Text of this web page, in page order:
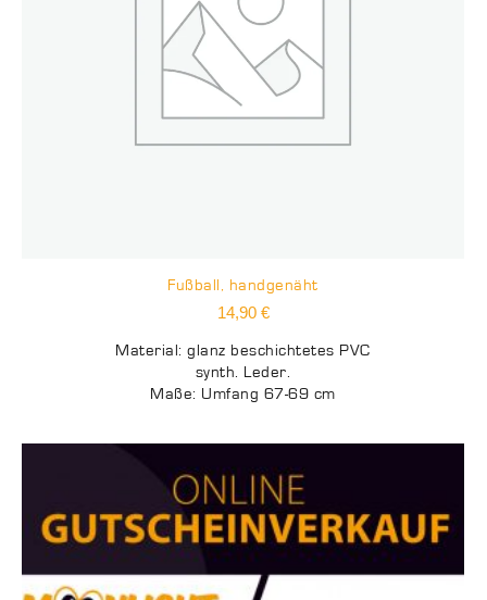
Fußball, handgenäht
14,90 €
Material: glanz beschichtetes PVC
synth. Leder.
Maße: Umfang 67-69 cm